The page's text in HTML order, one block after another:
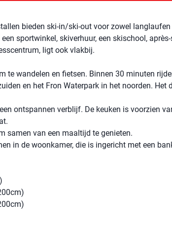
bieden ski-in/ski-out voor zowel
sportwinkel, skiverhuur, een skischool,
ligt ook vlakbij.
te wandelen en fietsen. Binnen 30 minuten
en het Fron Waterpark in het noorden. Het
ontspannen verblijf. De keuken is voorzien
samen van een maaltijd te genieten.
in de woonkamer, die is ingericht met een